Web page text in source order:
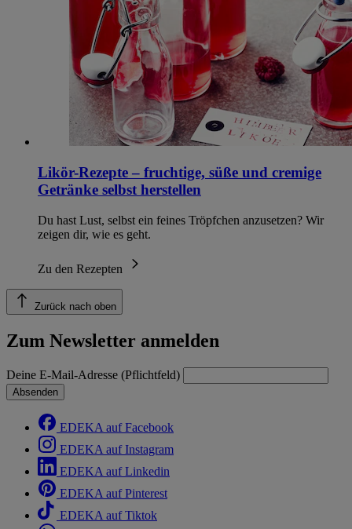
Likör-Rezepte – fruchtige, süße und cremige
Getränke selbst herstellen
Du hast Lust, selbst ein feines Tröpfchen anzusetzen? Wir
zeigen dir, wie es geht.
Zu den Rezepten
Zurück nach oben
Zum Newsletter anmelden
Deine E-Mail-Adresse (Pflichtfeld)
Absenden
EDEKA auf Facebook
EDEKA auf Instagram
EDEKA auf Linkedin
EDEKA auf Pinterest
EDEKA auf Tiktok